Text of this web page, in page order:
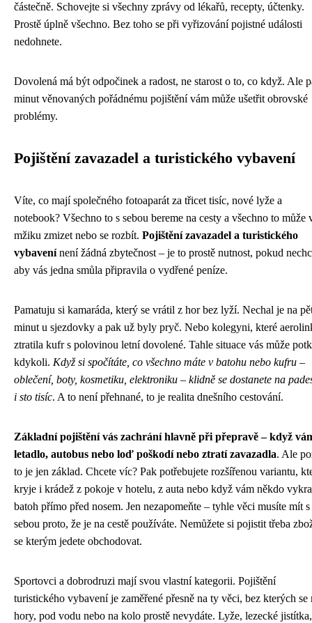
částečně. Schovejte si všechny zprávy od lékařů, recepty, účtenky.
Prostě úplně všechno. Bez toho se při vyřizování pojistné události
nedohnete.
Dovolená má být odpočinek a radost, ne starost o to, co když. Ale
minut věnovaných pořádnému pojištění vám může ušetřit obrovské
problémy.
Pojištění zavazadel a turistického vybavení
Víte, co mají společného fotoaparát za třicet tisíc, nové lyže a
notebook? Všechno to s sebou bereme na cesty a všechno to může
mžiku zmizet nebo se rozbít. Pojištění zavazadel a turistického
vybavenínení žádná zbytečnost – je to prostě nutnost, pokud
aby vás jedna smůla připravila o vydřené peníze.
Pamatuju si kamaráda, který se vrátil z hor bez lyží. Nechal je na
minut u sjezdovky a pak už byly pryč. Nebo kolegyni, které
ztratila kufr s polovinou letní dovolené. Tahle situace vás může
kdykoli. Když si spočítáte, co všechno máte v batohu nebo kufru –
oblečení, boty, kosmetiku, elektroniku – klidně se dostanete na
i sto tisíc. A to není přehnané, to je realita dnešního cestování.
Základní pojištění vás zachrání hlavně při přepravě – když
letadlo, autobus nebo loď poškodí nebo ztratí zavazadla. Ale
to je jen základ. Chcete víc? Pak potřebujete rozšířenou variantu,
kryje i krádež z pokoje v hotelu, z auta nebo když vám někdo
batoh přímo před nosem. Jen nezapomeňte – tyhle věci musíte mít s
sebou proto, že je na cestě používáte. Nemůžete si pojistit třeba
se kterým jedete obchodovat.
Sportovci a dobrodruzi mají svou vlastní kategorii. Pojištění
turistického vybavení je zaměřené přesně na ty věci, bez kterých se
hory, pod vodu nebo na kolo prostě nevydáte. Lyže, lezecké jistítka,